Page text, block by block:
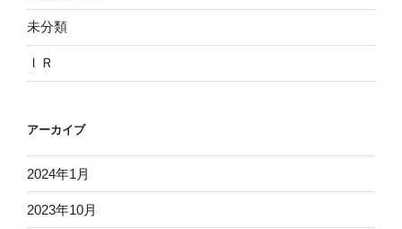
未分類
ＩＲ
アーカイブ
2024年1月
2023年10月